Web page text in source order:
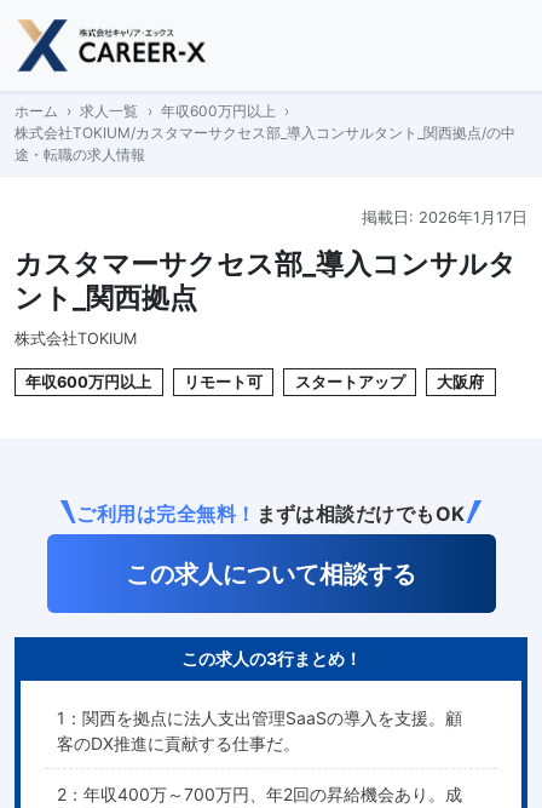
Skip
content
ホーム 求人一覧
年収600万円以上
株式会社TOKIUM/カスタマーサクセス部_導入コンサルタント_関西拠点/の中
途・転職の求人情報
掲載日: 2026年1月17日
カスタマーサクセス部_導入コンサルタ
ント_関西拠点
株式会社TOKIUM
年収600万円以上 リモート可 スタートアップ 大阪府
ご利用は完全無料！ まずは相談だけでもOK
この求人について相談する
この求人の3行まとめ！
1：関西を拠点に法人支出管理SaaSの導入を支援。顧
客のDX推進に貢献する仕事だ。
2：年収400万～700万円、年2回の昇給機会あり。成